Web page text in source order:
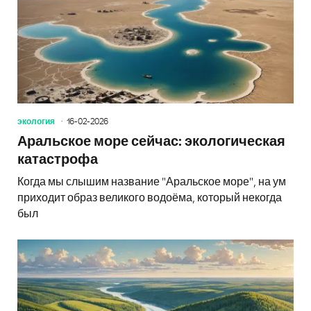
экология 16-02-2026
Аральское море сейчас: экологическая
катастрофа
Когда мы слышим название "Аральское море", на ум
приходит образ великого водоёма, который некогда
был